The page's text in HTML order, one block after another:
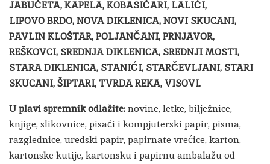
JABUČETA, KAPELA, KOBASIČARI, LALIĆI,
LIPOVO BRDO, NOVA DIKLENICA, NOVI SKUCANI,
PAVLIN KLOŠTAR,POLJANČANI, PRNJAVOR,
REŠKOVCI, SREDNJA DIKLENICA, SREDNJIMOSTI,
STARA DIKLENICA, STANIĆI, STARČEVLJANI, STARI
SKUCANI,ŠIPTARI, TVRDA REKA, VISOVI.
U plavi spremnik odlažite:novine, letke, bilježnice,
knjige, slikovnice, pisaći i kompjuterski papir, pisma,
razglednice, uredski papir, papirnate vrećice, karton,
kartonske kutije, kartonsku i papirnu ambalažu od